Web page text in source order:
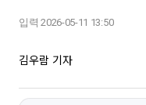
입력 2026-05-11 13:50
김우람 기자